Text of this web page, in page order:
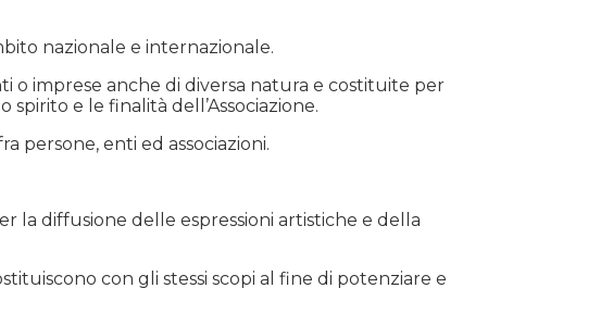
nazionale e internazionale.
o imprese anche di diversa natura e costituite per
e le finalità dell’Associazione.
persone, enti ed associazioni.
la diffusione delle espressioni artistiche e della
con gli stessi scopi al fine di potenziare e